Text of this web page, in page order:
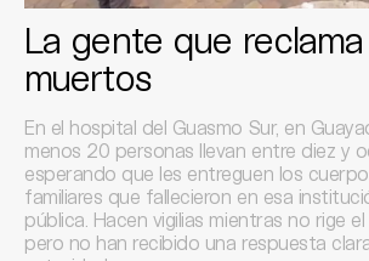
La gente que
muertos
En el hospital del Guasmo Sur, en
menos 20 personas llevan entre diez y
esperando que les entreguen los
familiares que fallecieron en esa
pública. Hacen vigilias mientras no rige
pero no han recibido una respuesta